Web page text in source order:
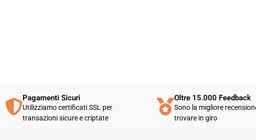
Pagamenti Sicuri
Utilizziamo certificati SSL per
transazioni sicure e criptate
Oltre 15.000 Feedback
Sono la migliore
trovare in giro